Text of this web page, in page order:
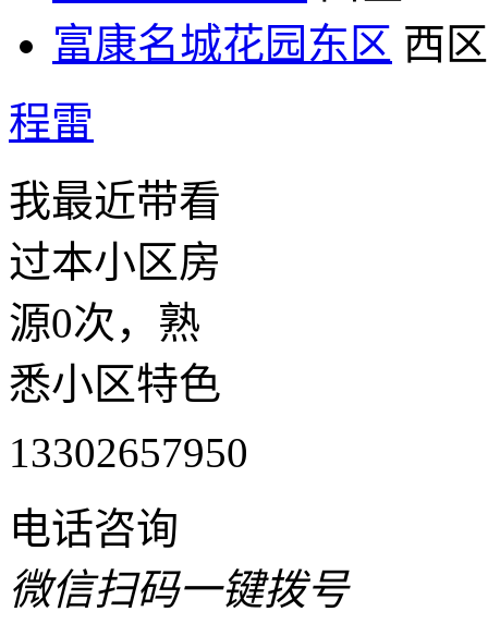
富康名城花园东区 西区
程雷
我最近带看
过本小区房
源0次，熟
悉小区特色
13302657950
电话咨询
微信扫码一键拨号